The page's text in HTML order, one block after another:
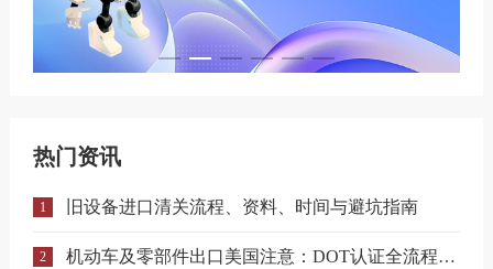
热门资讯
1 旧设备进口清关流程、资料、时间与避坑指南
2 机动车及零部件出口美国注意：DOT认证全流程与合规要点详解